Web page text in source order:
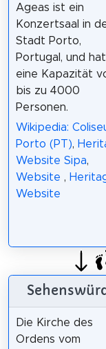
Ageas ist ein
Konzertsaal in
Stadt Porto,
Portugal, und hat
eine Kapazität
bis zu 4000
Personen.
Wikipedia:
Porto (PT),
Website Sipa,
Website ,
Website
Die Kirche des
Ordens vom